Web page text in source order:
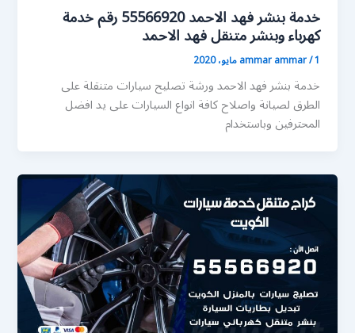
خدمة بنشر فهد الاحمد 55566920 رقم خدمة
كهرباء وبنشر متنقل فهد الاحمد
ammar ammar/1 مايو، 2020
خدمة بنشر فهد الاحمد ورشة تصليح سيارات متنقلة على
الطرق لصيانة واصلاح كافة انواع السيارات على يد افضل
المحترفين وباستخدام